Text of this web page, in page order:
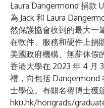
Laura Dangermond 捐款
為 Jack 和 Laura
然保護協會收到的最大一
在軟件、服務和硬件上捐
美國政府機構、無薪休假
香港大學在 2023 年 4 月
禮，向包括 Dangermond
士學位。有關名譽博士獲
hku.hk/hongrads/